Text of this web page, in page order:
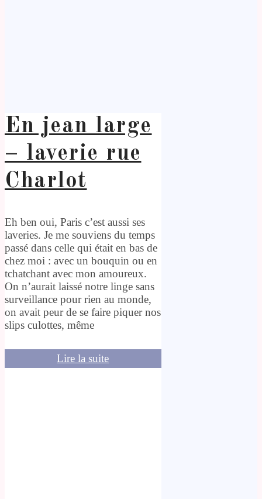
En jean large
– laverie rue
Charlot
Eh ben oui, Paris c’est aussi ses
laveries. Je me souviens du temps
passé dans celle qui était en bas de
chez moi : avec un bouquin ou en
tchatchant avec mon amoureux.
On n’aurait laissé notre linge sans
surveillance pour rien au monde,
on avait peur de se faire piquer nos
slips culottes, même
Lire la suite